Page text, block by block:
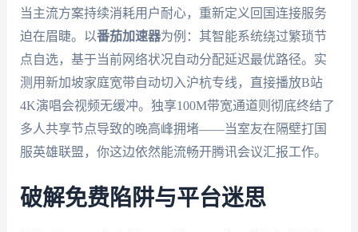
当主流方案持续消耗用户耐心，重新定义回国连接服务
迫在眉睫。以番茄加速器为例：其智能系统绕过繁琐节
点自选，基于当前网络状况自动分配延迟最优路径。实
测用新加坡家庭宽带自动切入沪杭专线，直接播放B站
4K演唱会视频无缓冲。独享100M带宽通道则彻底终结了
多人共享节点导致的晚高峰拥堵——当室友在隔壁打国
服英雄联盟，你这边依然能流畅开腾讯会议汇报工作。
破解免费陷阱与平台迷思